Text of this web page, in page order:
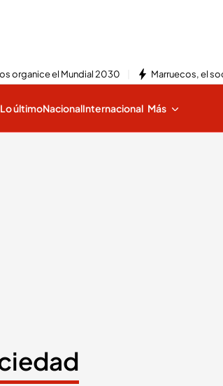
organice el Mundial 2030 Marruecos, el
Lo últimoNacionalInternacional Más